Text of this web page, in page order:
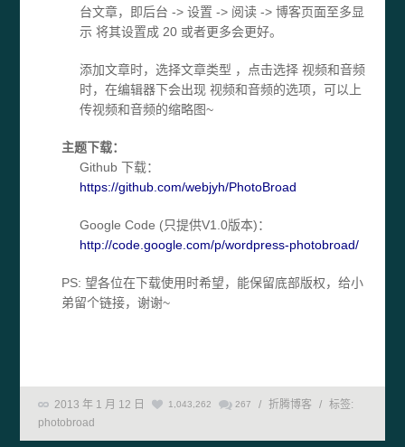
台文章，即后台 -> 设置 -> 阅读 -> 博客页面至多显
示 将其设置成 20 或者更多会更好。
添加文章时，选择文章类型 ，点击选择 视频和音频
时，在编辑器下会出现 视频和音频的选项，可以上
传视频和音频的缩略图~
主题下载：
Github 下载：
https://github.com/webjyh/PhotoBroad
Google Code (只提供V1.0版本)：
http://code.google.com/p/wordpress-photobroad/
PS: 望各位在下载使用时希望，能保留底部版权，给小
弟留个链接，谢谢~
2013 年 1 月 12 日 1,043,262 267 / 折腾博客 /
标签:
photobroad